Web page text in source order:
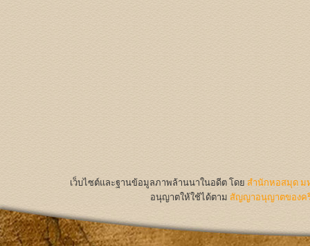
เว็บไซต์และฐานข้อมูลภาพล้านนาในอดีต โดย สำนักหอสมุด ม
อนุญาตให้ใช้ได้ตาม สัญญาอนุญาตของค